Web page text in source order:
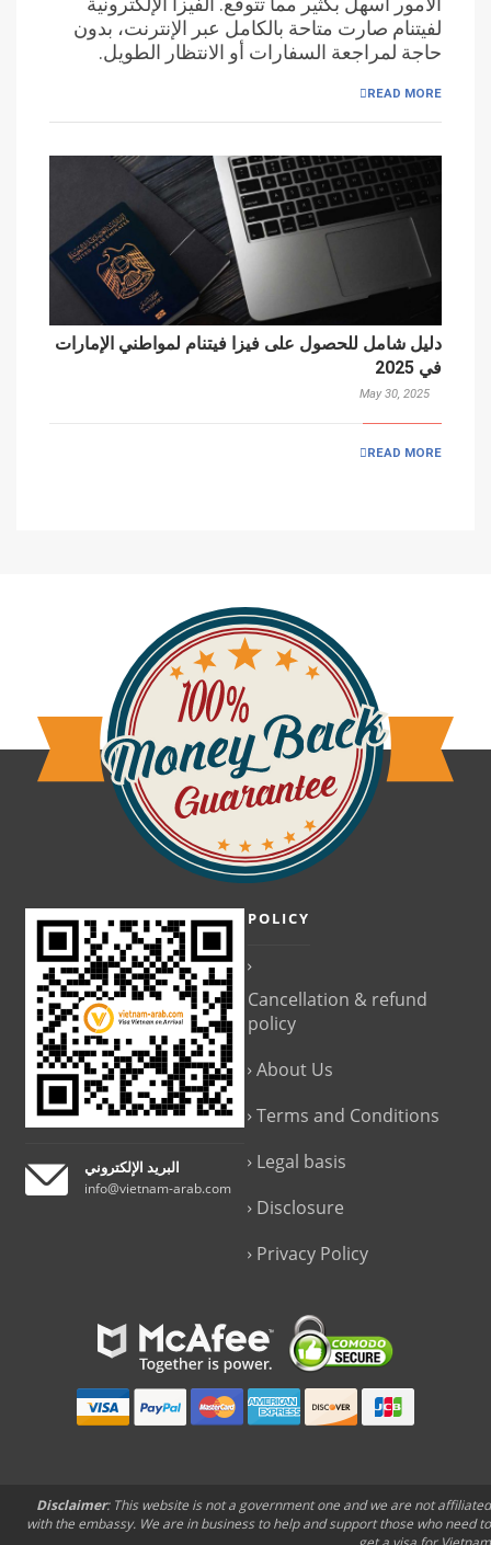
لفيتنام صارت متاحة بالكامل عبر الإنترنت، بدون
حاجة لمراجعة السفارات أو الانتظار الطويل.
READ MORE
دليل شامل للحصول على فيزا فيتنام لمواطني الإمارات
في 2025
May 30, 2025
READ MORE
البريد الإلكتروني
info@vietnam-arab.com
POLICY
Cancellation & refund
policy
About Us
Terms and Conditions
Legal basis
Disclosure
Privacy Policy
Disclaimer: This website is not a government one and we are not affiliated
with the embassy. We are in business to help and support those who need to